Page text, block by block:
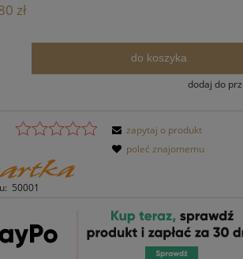
zł
do koszyka
dodaj do
50001
zapytaj o produkt
poleć znajomemu